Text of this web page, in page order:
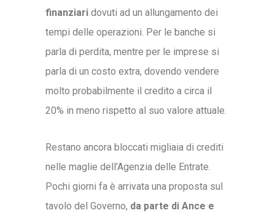
finanziaridovuti ad un allungamento dei
tempi delle operazioni. Per le banche si
parla di perdita, mentre per le imprese si
parla di un costo extra, dovendo vendere
molto probabilmente il credito a circa il
20% in meno rispetto al suo valore attuale.
Restano ancora bloccati migliaia di crediti
nelle maglie dell’Agenzia delle Entrate.
Pochi giorni fa è arrivata una proposta sul
tavolo del Governo, da parte di Ance e